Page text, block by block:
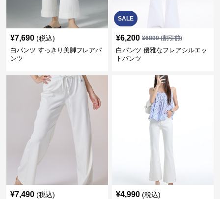
¥7,690 (税込)
白パンツ すっきり美脚フレアパ
ンツ
SALE
¥6,200 ¥6890(割引前)
白パンツ 優雅なフレアシルエッ
トパンツ
¥7,490 (税込) ¥4,990 (税込)